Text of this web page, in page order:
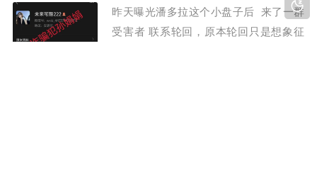
付宝、银行全面...
昨天曝光潘多拉这个小盘子后 来了一群
受害者 联系轮回，原本轮回只是想象征